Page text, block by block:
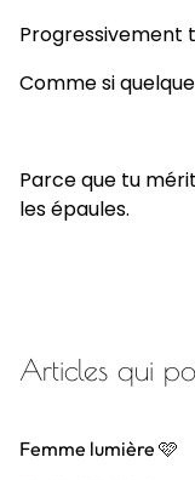
Progressivement
Comme si
Parce que tu
les épaules.
Articles qui
%
Femme lumière 🩷